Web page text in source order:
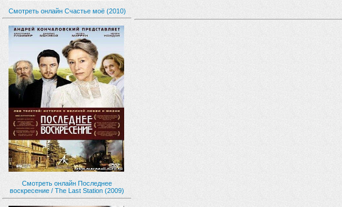
Смотреть онлайн Счастье моё (2010)
Смотреть онлайн Последнее
воскресение / The Last Station (2009)